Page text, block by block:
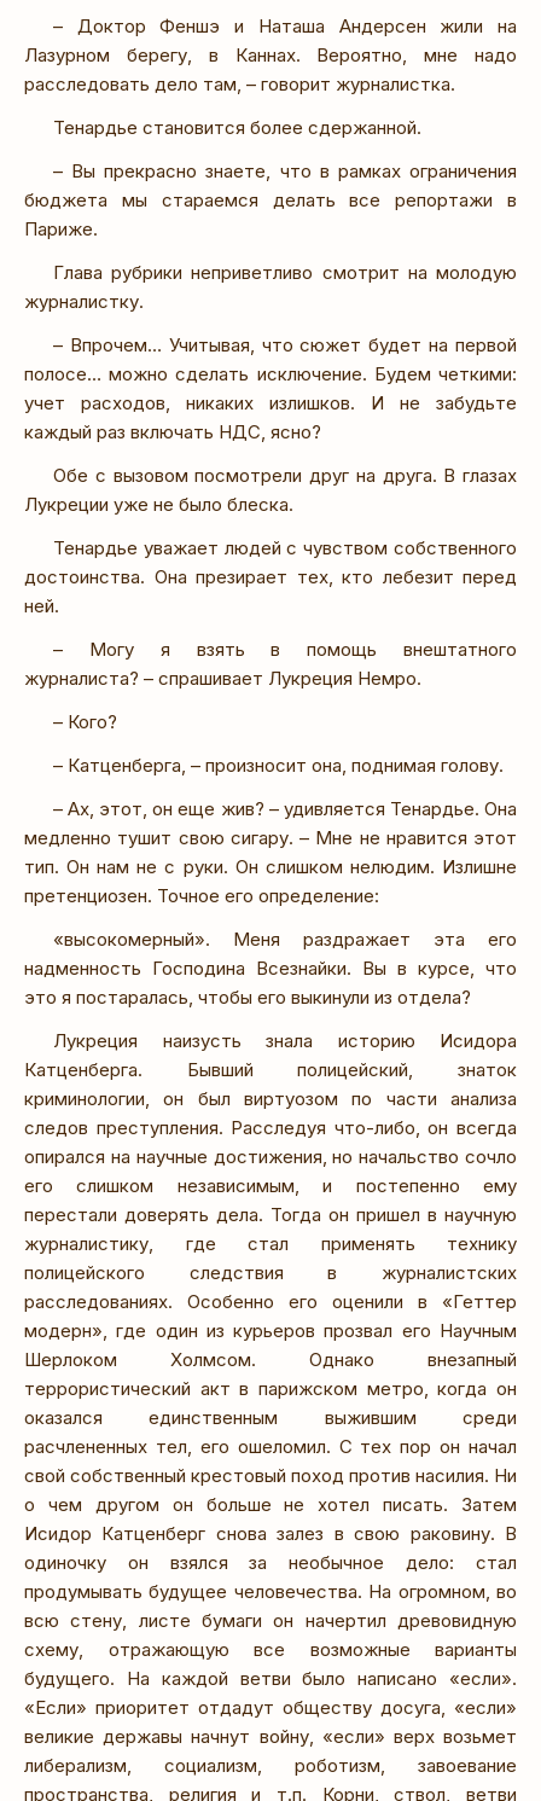
– Доктор Феншэ и Наташа Андерсен жили на
Лазурном берегу, в Каннах. Вероятно, мне надо
расследовать дело там, – говорит журналистка.
Тенардье становится более сдержанной.
– Вы прекрасно знаете, что в рамках ограничения
бюджета мы стараемся делать все репортажи в
Париже.
Глава рубрики неприветливо смотрит на молодую
журналистку.
– Впрочем… Учитывая, что сюжет будет на первой
полосе… можно сделать исключение. Будем четкими:
учет расходов, никаких излишков. И не забудьте
каждый раз включать НДС, ясно?
Обе с вызовом посмотрели друг на друга. В глазах
Лукреции уже не было блеска.
Тенардье уважает людей с чувством собственного
достоинства. Она презирает тех, кто лебезит перед
ней.
– Могу я взять в помощь внештатного
журналиста? – спрашивает Лукреция Немро.
– Кого?
– Катценберга, – произносит она, поднимая голову.
– Ах, этот, он еще жив? – удивляется Тенардье. Она
медленно тушит свою сигару. – Мне не нравится этот
тип. Он нам не с руки. Он слишком нелюдим. Излишне
претенциозен. Точное его определение:
«высокомерный». Меня раздражает эта его
надменность Господина Всезнайки. Вы в курсе, что
это я постаралась, чтобы его выкинули из отдела?
Лукреция наизусть знала историю Исидора
Катценберга. Бывший полицейский, знаток
криминологии, он был виртуозом по части анализа
следов преступления. Расследуя что-либо, он всегда
опирался на научные достижения, но начальство сочло
его слишком независимым, и постепенно ему
перестали доверять дела. Тогда он пришел в научную
журналистику, где стал применять технику
полицейского следствия в журналистских
расследованиях. Особенно его оценили в «Геттер
модерн», где один из курьеров прозвал его Научным
Шерлоком Холмсом. Однако внезапный
террористический акт в парижском метро, когда он
оказался единственным выжившим среди
расчлененных тел, его ошеломил. С тех пор он начал
свой собственный крестовый поход против насилия. Ни
о чем другом он больше не хотел писать. Затем
Исидор Катценберг снова залез в свою раковину. В
одиночку он взялся за необычное дело: стал
продумывать будущее человечества. На огромном, во
всю стену, листе бумаги он начертил древовидную
схему, отражающую все возможные варианты
будущего. На каждой ветви было написано «если».
«Если» приоритет отдадут обществу досуга, «если»
великие державы начнут войну, «если» верх возьмет
либерализм, социализм, роботизм, завоевание
пространства, религия и т.п. Корни, ствол, ветви